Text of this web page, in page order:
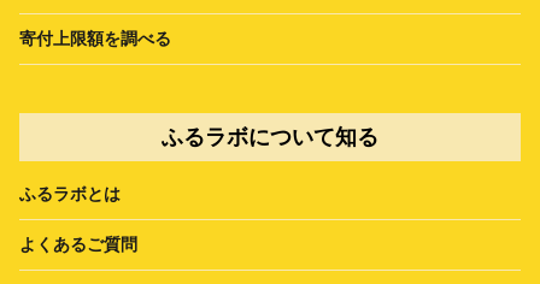
寄付上限額を調べる
ふるラボについて知る
ふるラボとは
よくあるご質問